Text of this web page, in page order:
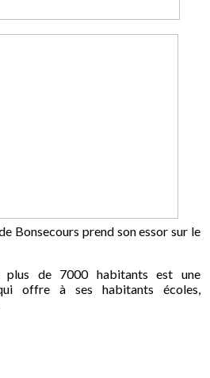
Bonsecours prend son essor sur le
plus de 7000 habitants est une
offre à ses habitants écoles,